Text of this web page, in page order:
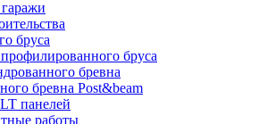
бруса
бруса
бревна
бревна Post&beam
панелей
работы